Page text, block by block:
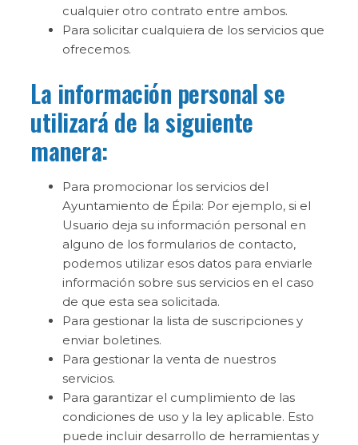
cualquier otro contrato entre ambos.
Para solicitar cualquiera de los servicios que
ofrecemos.
La información personal se
utilizará de la siguiente
manera:
Para promocionar los servicios del
Ayuntamiento de Épila: Por ejemplo, si el
Usuario deja su información personal en
alguno de los formularios de contacto,
podemos utilizar esos datos para enviarle
información sobre sus servicios en el caso
de que esta sea solicitada.
Para gestionar la lista de suscripciones y
enviar boletines.
Para gestionar la venta de nuestros
servicios.
Para garantizar el cumplimiento de las
condiciones de uso y la ley aplicable. Esto
puede incluir desarrollo de herramientas y